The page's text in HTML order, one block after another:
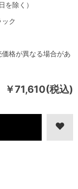
￥71,610(税込)
格が異なる場合があ
を除く）
ク